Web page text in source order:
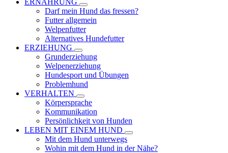
ERNÄHRUNG
Darf mein Hund das fressen?
Futter allgemein
Welpenfutter
Alternatives Hundefutter
ERZIEHUNG
Grunderziehung
Welpenerziehung
Hundesport und Übungen
Problemhund
VERHALTEN
Körpersprache
Kommunikation
Persönlichkeit von Hunden
LEBEN MIT EINEM HUND
Mit dem Hund unterwegs
Wohin mit dem Hund in der Nähe?